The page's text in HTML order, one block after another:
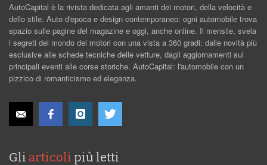
AutoCapital è la rivista dedicata agli amanti dei motori, della velocità e
dello stile. Auto d'epoca e design contemporaneo: ogni automobile trova
spazio sulle pagine del magazine e oggi, anche online. Il mensile, svela
i segreti del mondo dei motori con una vista a 360 gradi: dalle novità più
esclusive alle schede tecniche delle vetture, dagli aggiornamenti sui
principali eventi alle corse storiche. AutoCapital: l'automobile con un
pizzico di romanticismo ed eleganza.
Gli articoli più letti